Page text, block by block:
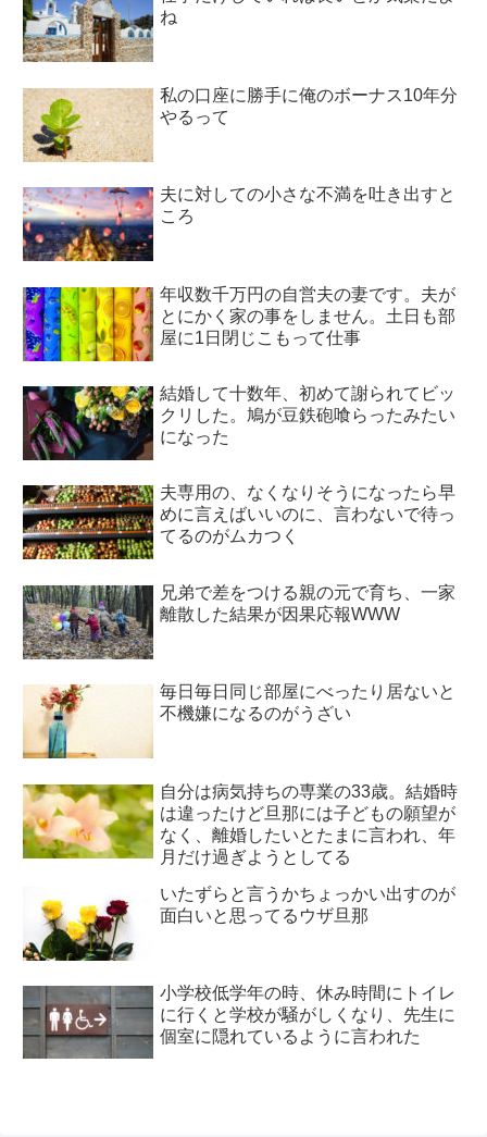
ね
私の口座に勝手に俺のボーナス10年分
やるって
夫に対しての小さな不満を吐き出すと
ころ
年収数千万円の自営夫の妻です。夫が
とにかく家の事をしません。土日も部
屋に1日閉じこもって仕事
結婚して十数年、初めて謝られてビッ
クリした。鳩が豆鉄砲喰らったみたい
になった
夫専用の、なくなりそうになったら早
めに言えばいいのに、言わないで待っ
てるのがムカつく
兄弟で差をつける親の元で育ち、一家
離散した結果が因果応報WWW
毎日毎日同じ部屋にべったり居ないと
不機嫌になるのがうざい
自分は病気持ちの専業の33歳。結婚時
は違ったけど旦那には子どもの願望が
なく、離婚したいとたまに言われ、年
月だけ過ぎようとしてる
いたずらと言うかちょっかい出すのが
面白いと思ってるウザ旦那
小学校低学年の時、休み時間にトイレ
に行くと学校が騒がしくなり、先生に
個室に隠れているように言われた